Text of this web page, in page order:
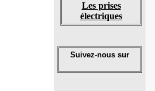
Les prises
électriques
Suivez-nous sur